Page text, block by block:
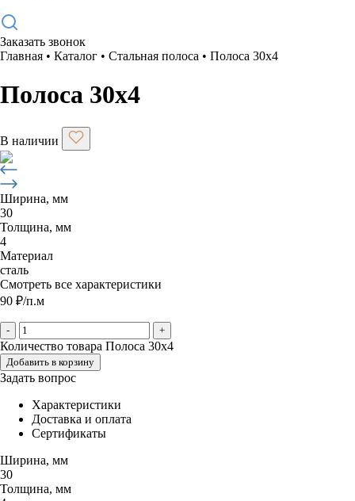
Заказать звонок
Главная • Каталог • Стальная полоса • Полоса 30х4
Полоса 30х4
В наличии
Ширина, мм
30
Толщина, мм
4
Материал
сталь
Смотреть все характеристики
90 ₽/п.м
- +
Количество товара Полоса 30х4
Добавить в корзину
Задать вопрос
Характеристики
Доставка и оплата
Сертификаты
Ширина, мм
30
Толщина, мм